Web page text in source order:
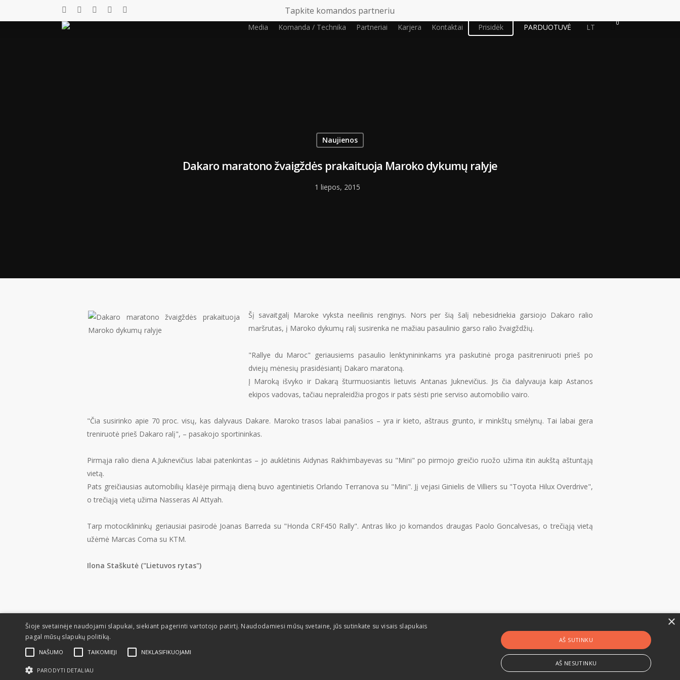
Tapkite komandos partneriu
Media Komanda / Technika Partneriai Karjera Kontaktai Prisidėk PARDUOTUVĖ LT 0
Naujienos
Dakaro maratono žvaigždės prakaituoja Maroko dykumų ralyje
1 liepos, 2015
Šį savaitgalį Maroke vyksta neeilinis renginys. Nors per šią šalį nebesidriekia garsiojo Dakaro ralio
maršrutas, į Maroko dykumų ralį susirenka ne mažiau pasaulinio garso ralio žvaigždžių.
"Rallye du Maroc" geriausiems pasaulio lenktynininkams yra paskutinė proga pasitreniruoti prieš po
dviejų mėnesių prasidėsiantį Dakaro maratoną.
Į Maroką išvyko ir Dakarą šturmuosiantis lietuvis Antanas Juknevičius. Jis čia dalyvauja kaip Astanos
ekipos vadovas, tačiau nepraleidžia progos ir pats sėsti prie serviso automobilio vairo.
"Čia susirinko apie 70 proc. visų, kas dalyvaus Dakare. Maroko trasos labai panašios – yra ir kieto, aštraus grunto, ir minkštų smėlynų. Tai labai gera
treniruotė prieš Dakaro ralį", – pasakojo sportininkas.
Pirmąja ralio diena A.Juknevičius labai patenkintas – jo auklėtinis Aidynas Rakhimbayevas su "Mini" po pirmojo greičio ruožo užima itin aukštą aštuntąją
vietą.
Pats greičiausias automobilių klasėje pirmąją dieną buvo agentinietis Orlando Terranova su "Mini". Jį vejasi Ginielis de Villiers su "Toyota Hilux Overdrive",
o trečiąją vietą užima Nasseras Al Attyah.
Tarp motociklininkų geriausiai pasirodė Joanas Barreda su "Honda CRF450 Rally". Antras liko jo komandos draugas Paolo Goncalvesas, o trečiąją vietą
užėmė Marcas Coma su KTM.
Ilona Staškutė ("Lietuvos rytas")
Šioje svetainėje naudojami slapukai, siekiant pagerinti vartotojo patirtį. Naudodamiesi mūsų svetaine, jūs sutinkate su visais slapukais
pagal mūsų slapukų politiką.
NAŠUMO TAIKOMIEJI NEKLASIFIKUOJAMI
PARODYTI DETALIAU
AŠ SUTINKU
AŠ NESUTINKU
×